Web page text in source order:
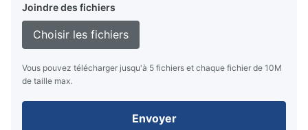
Joindre des fichiers
Choisir les fichiers
Vous pouvez télécharger jusqu'à 5 fichiers et chaque fichier de 10M
de taille max.
Envoyer